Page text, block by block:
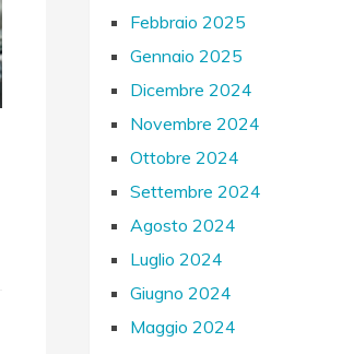
Febbraio 2025
Gennaio 2025
Dicembre 2024
Novembre 2024
Ottobre 2024
Settembre 2024
Agosto 2024
Luglio 2024
Giugno 2024
Maggio 2024